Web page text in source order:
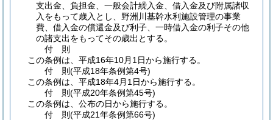
支出金、負担金、一般会計繰入金、借入金及び附属諸収
入をもって歳入とし、野洲川基幹水利施設管理の事業
費、借入金の償還金及び利子、一時借入金の利子その他
の諸支出をもってその歳出とする。
付 則
この条例は、平成16年10月1日から施行する。
付 則(平成18年条例第4号)
この条例は、平成18年4月1日から施行する。
付 則(平成20年条例第45号)
この条例は、公布の日から施行する。
付 則(平成21年条例第66号)